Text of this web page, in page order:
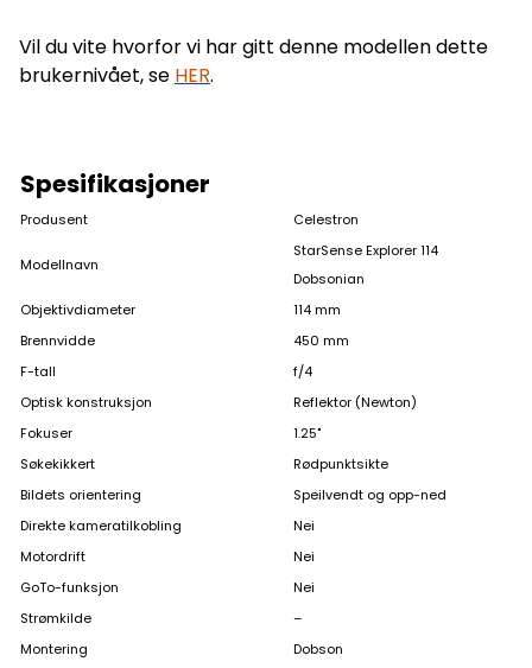
Vil du vite hvorfor vi har gitt denne modellen dette
brukernivået, se HER.
Spesifikasjoner
Produsent Celestron
Modellnavn
StarSense Explorer 114
Dobsonian
Objektivdiameter
114 mm
Brennvidde
450 mm
F-tall
f/4
Optisk konstruksjon
Reflektor (Newton)
Fokuser
1.25"
Søkekikkert
Rødpunktsikte
Bildets orientering
Speilvendt og opp-ned
Direkte kameratilkobling
Nei
Motordrift
Nei
GoTo-funksjon
Nei
Strømkilde
–
Montering
Dobson